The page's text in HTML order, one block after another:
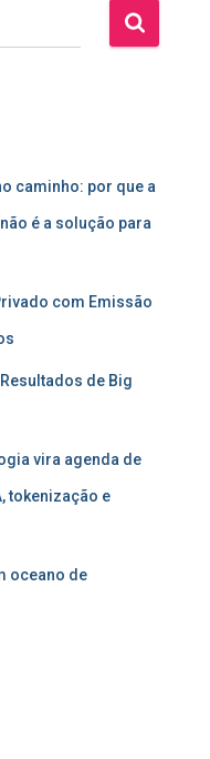
caminho: por que a
é a solução para
com Emissão
de Big
vira agenda de
tokenização e
oceano de